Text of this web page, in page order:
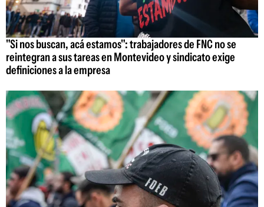
"Si nos buscan, acá estamos": trabajadores de FNC no se
reintegran a sus tareas en Montevideo y sindicato exige
definiciones a la empresa